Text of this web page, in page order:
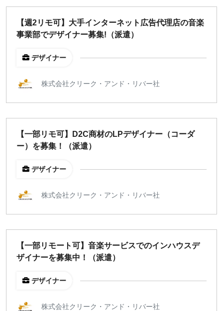
【週2リモ可】大手インターネット広告代理店の音楽
事業部でデザイナー募集!（派遣）
デザイナー
株式会社クリーク・アンド・リバー社
【一部リモ可】D2C商材のLPデザイナー（コーダ
ー）を募集！（派遣）
デザイナー
株式会社クリーク・アンド・リバー社
【一部リモート可】音楽サービスでのインハウスデ
ザイナーを募集中！（派遣）
デザイナー
株式会社クリーク・アンド・リバー社